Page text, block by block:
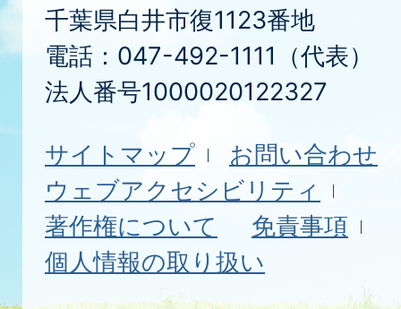
千葉県白井市復1123番地
電話：047-492-1111（代表）
法人番号1000020122327
サイトマップ
お問い合わせ
ウェブアクセシビリティ
著作権について
免責事項
個人情報の取り扱い